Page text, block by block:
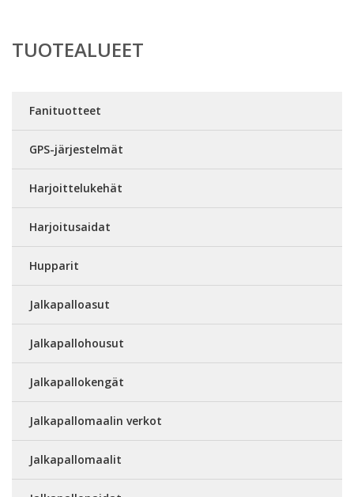
TUOTEALUEET
Fanituotteet
GPS-järjestelmät
Harjoittelukehät
Harjoitusaidat
Hupparit
Jalkapalloasut
Jalkapallohousut
Jalkapallokengät
Jalkapallomaalin verkot
Jalkapallomaalit